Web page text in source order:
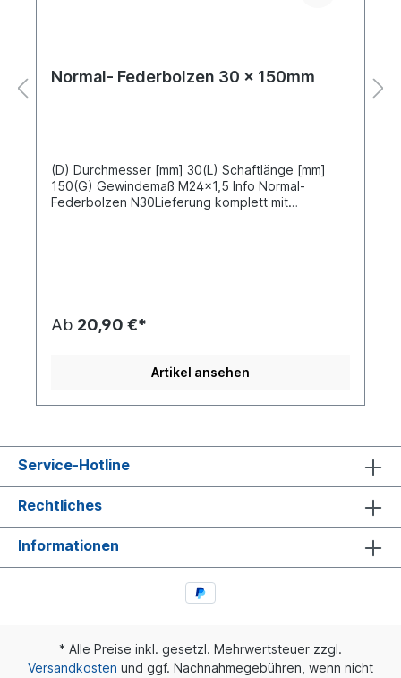
Normal- Federbolzen 30 x 150mm
(D) Durchmesser [mm] 30(L) Schaftlänge [mm]
150(G) Gewindemaß M24x1,5 Info Normal-
Federbolzen N30Lieferung komplett mit
Ab 20,90 €*
Artikel ansehen
Service-Hotline
Rechtliches
Informationen
* Alle Preise inkl. gesetzl. Mehrwertsteuer zzgl.
Versandkosten und ggf. Nachnahmegebühren, wenn nicht